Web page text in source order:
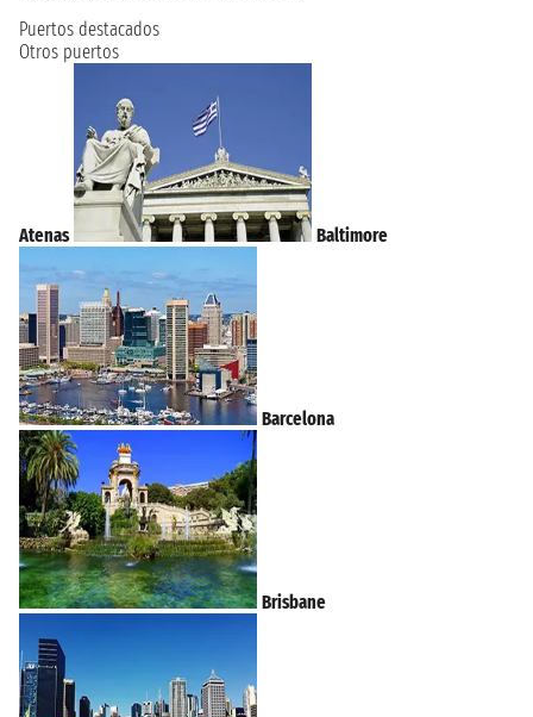
Puertos destacados
Otros puertos
Atenas Baltimore
Barcelona
Brisbane